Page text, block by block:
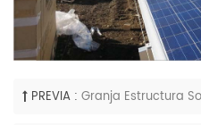
PREVIA : Granja Estructura